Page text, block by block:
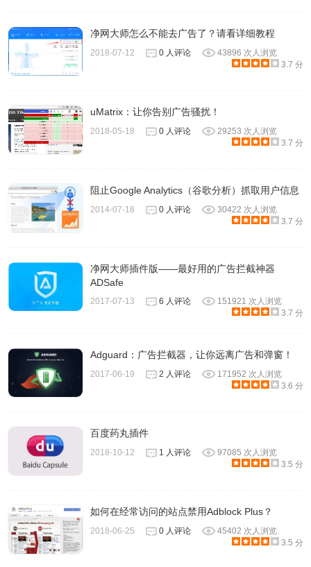
净网大师怎么不能去广告了？请看详细教程
2018-07-12 0 人评论
43896 次人浏览
3.7 分
uMatrix：让你告别广告骚扰！
2018-05-18 0 人评论
29253 次人浏览
3.7 分
阻止Google Analytics（谷歌分析）抓取用户信息
2014-07-18 0 人评论
30422 次人浏览
3.7 分
净网大师插件版——最好用的广告拦截神器
ADSafe
2017-07-13 6 人评论
151921 次人浏览
3.7 分
Adguard：广告拦截器，让你远离广告和弹窗！
2017-06-19 2 人评论
171952 次人浏览
3.6 分
百度药丸插件
2018-10-12 1 人评论
97085 次人浏览
3.5 分
如何在经常访问的站点禁用Adblock Plus？
2018-06-25 0 人评论
45402 次人浏览
3.5 分